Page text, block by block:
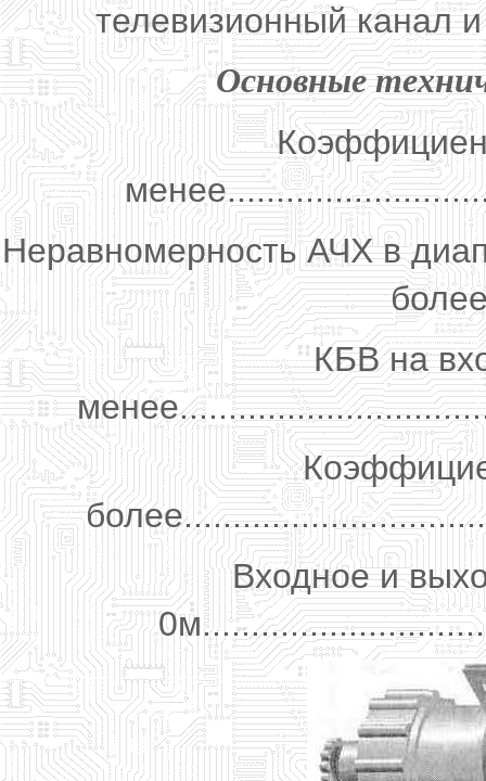
телевизионный канал
Основные
Неравномерность АЧХ в
КБВ на
Входное и